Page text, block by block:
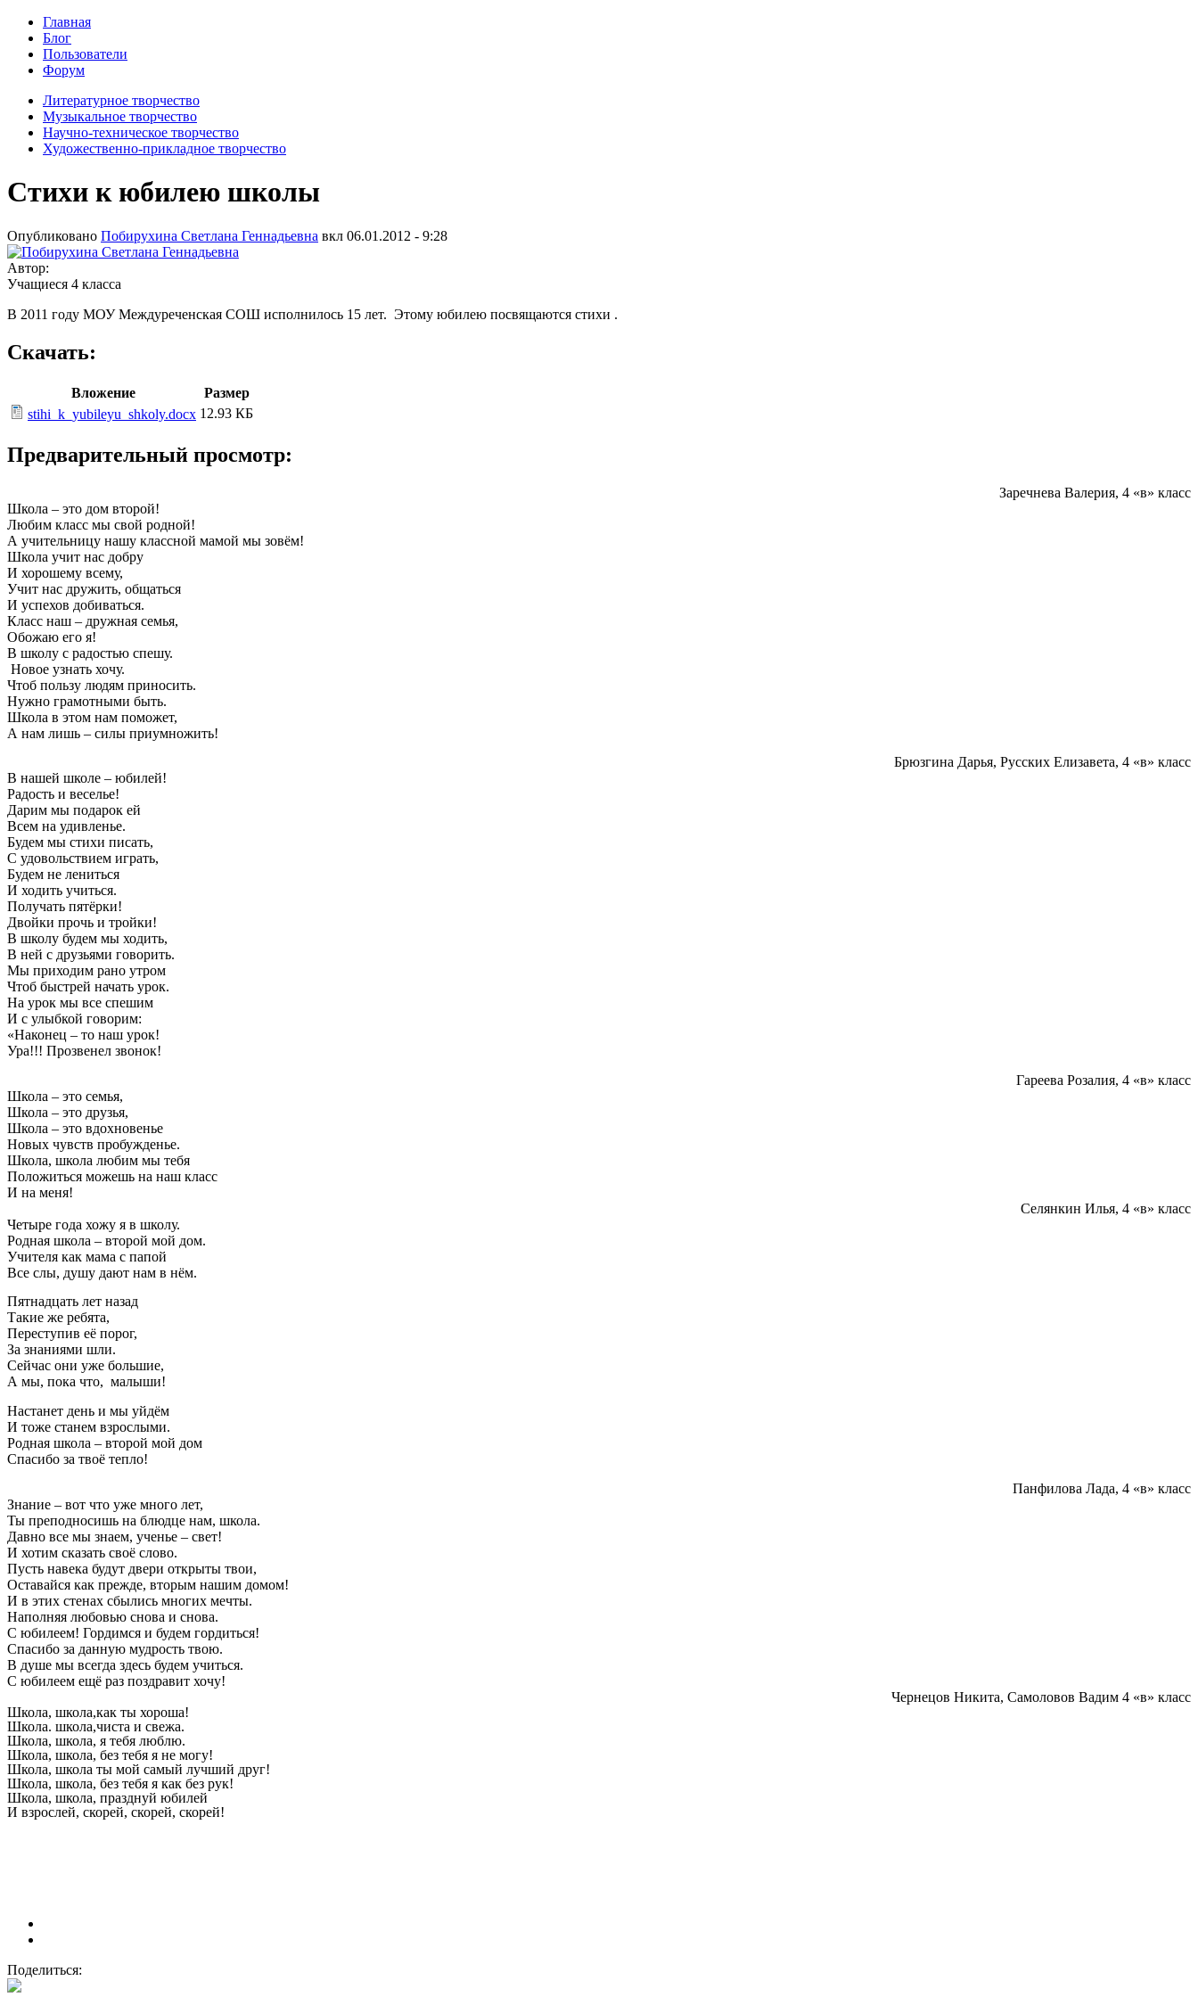
Главная
Блог
Пользователи
Форум
Литературное творчество
Музыкальное творчество
Научно-техническое творчество
Художественно-прикладное творчество
Стихи к юбилею школы
Опубликовано Побирухина Светлана Геннадьевна вкл 06.01.2012 - 9:28
Автор:
Учащиеся 4 класса
В 2011 году МОУ Междуреченская СОШ исполнилось 15 лет. Этому юбилею посвящаются стихи .
Скачать:
Вложение
Размер
stihi_k_yubileyu_shkoly.docx 12.93 КБ
Предварительный просмотр:
Заречнева Валерия, 4 «в» класс
Школа – это дом второй!
Любим класс мы свой родной!
А учительницу нашу классной мамой мы зовём!
Школа учит нас добру
И хорошему всему,
Учит нас дружить, общаться
И успехов добиваться.
Класс наш – дружная семья,
Обожаю его я!
В школу с радостью спешу.
Новое узнать хочу.
Чтоб пользу людям приносить.
Нужно грамотными быть.
Школа в этом нам поможет,
А нам лишь – силы приумножить!
Брюзгина Дарья, Русских Елизавета, 4 «в» класс
В нашей школе – юбилей!
Радость и веселье!
Дарим мы подарок ей
Всем на удивленье.
Будем мы стихи писать,
С удовольствием играть,
Будем не лениться
И ходить учиться.
Получать пятёрки!
Двойки прочь и тройки!
В школу будем мы ходить,
В ней с друзьями говорить.
Мы приходим рано утром
Чтоб быстрей начать урок.
На урок мы все спешим
И с улыбкой говорим:
«Наконец – то наш урок!
Ура!!! Прозвенел звонок!
Гареева Розалия, 4 «в» класс
Школа – это семья,
Школа – это друзья,
Школа – это вдохновенье
Новых чувств пробужденье.
Школа, школа любим мы тебя
Положиться можешь на наш класс
И на меня!
Селянкин Илья, 4 «в» класс
Четыре года хожу я в школу.
Родная школа – второй мой дом.
Учителя как мама с папой
Все слы, душу дают нам в нём.
Пятнадцать лет назад
Такие же ребята,
Переступив её порог,
За знаниями шли.
Сейчас они уже большие,
А мы, пока что, малыши!
Настанет день и мы уйдём
И тоже станем взрослыми.
Родная школа – второй мой дом
Спасибо за твоё тепло!
Панфилова Лада, 4 «в» класс
Знание – вот что уже много лет,
Ты преподносишь на блюдце нам, школа.
Давно все мы знаем, ученье – свет!
И хотим сказать своё слово.
Пусть навека будут двери открыты твои,
Оставайся как прежде, вторым нашим домом!
И в этих стенах сбылись многих мечты.
Наполняя любовью снова и снова.
С юбилеем! Гордимся и будем гордиться!
Спасибо за данную мудрость твою.
В душе мы всегда здесь будем учиться.
С юбилеем ещё раз поздравит хочу!
Чернецов Никита, Самоловов Вадим 4 «в» класс
Школа, школа,как ты хороша!
Школа. школа,чиста и свежа.
Школа, школа, я тебя люблю.
Школа, школа, без тебя я не могу!
Школа, школа ты мой самый лучший друг!
Школа, школа, без тебя я как без рук!
Школа, школа, празднуй юбилей
И взрослей, скорей, скорей, скорей!
Поделиться: